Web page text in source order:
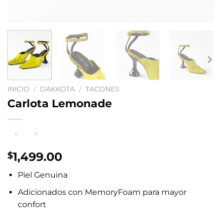
INICIO / DAKKOTA / TACONES
Carlota Lemonade
$1,499.00
Piel Genuina
Adicionados con MemoryFoam para mayor
confort